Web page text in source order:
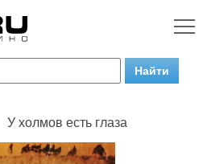
У холмов есть глаза